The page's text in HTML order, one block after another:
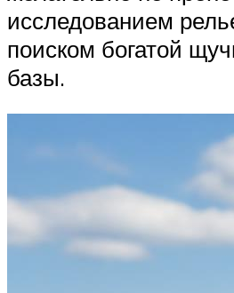
исследованием
поиском богатой
базы.